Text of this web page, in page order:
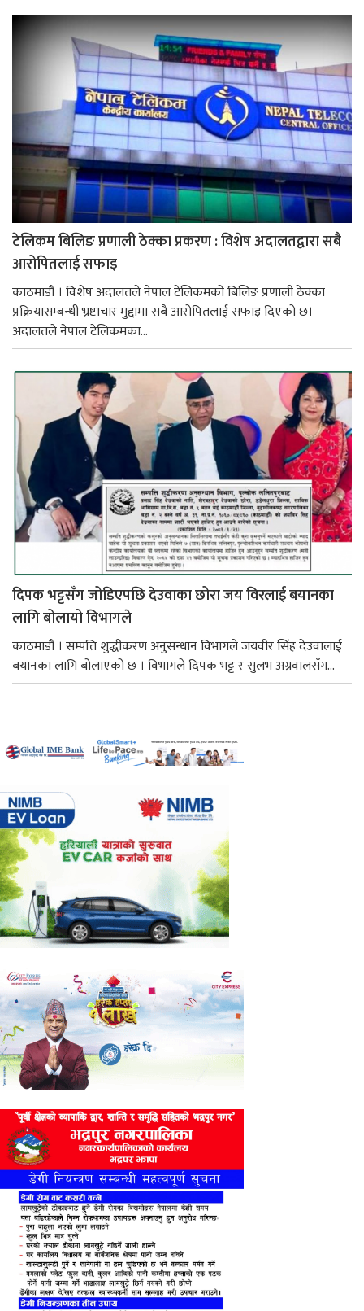
टेलिकम बिलिङ प्रणाली ठेक्का प्रकरण : विशेष अदालतद्वारा सबै
आरोपितलाई सफाइ
काठमाडौं । विशेष अदालतले नेपाल टेलिकमको बिलिङ प्रणाली ठेक्का
प्रक्रियासम्बन्धी भ्रष्टाचार मुद्दामा सबै आरोपितलाई सफाइ दिएको छ।
अदालतले नेपाल टेलिकमका...
दिपक भट्टसँग जोडिएपछि देउवाका छोरा जय विरलाई बयानका
लागि बोलायो विभागले
काठमाडौं । सम्पत्ति शुद्धीकरण अनुसन्धान विभागले जयवीर सिंह देउवालाई
बयानका लागि बोलाएको छ । विभागले दिपक भट्ट र सुलभ अग्रवालसँग...